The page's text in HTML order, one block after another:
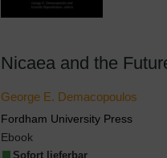
George E. Demacopoulos
Fordham University Press
Ebook
Sofort lieferbar